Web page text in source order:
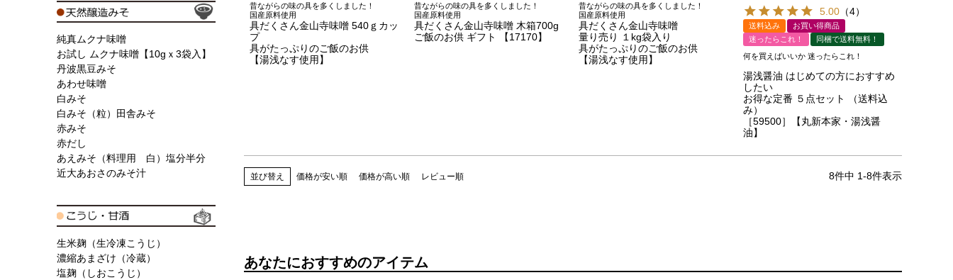
純真ムクナ味噌
お試し ムクナ味噌【10gｘ3袋入】
丹波黒豆みそ
あわせ味噌
白みそ
白みそ（粒）田舎みそ
赤みそ
赤だし
あえみそ（料理用 白）塩分半分
近大あおさのみそ汁
生米麹（生冷凍こうじ）
濃縮あまざけ（冷蔵）
塩麹（しおこうじ）
昔ながらの味の具を多くしました！
国産原料使用
具だくさん金山寺味噌 540ｇカッ
プ
具がたっぷりのご飯のお供
【湯浅なす使用】
昔ながらの味の具を多くしました！
国産原料使用
具だくさん金山寺味噌 木箱700g
ご飯のお供 ギフト 【17170】
昔ながらの味の具を多くしました！
国産原料使用
具だくさん金山寺味噌
量り売り １kg袋入り
具がたっぷりのご飯のお供
【湯浅なす使用】
5.00 （4）
送料込み
お買い得商品
迷ったらこれ！
同梱で送料無料！
何を買えばいいか 迷ったらこれ！
湯浅醤油 はじめての方におすすめ
したい
お得な定番 ５点セット （送料込
み）
［59500］【丸新本家・湯浅醤
油】
並び替え 価格が安い順 価格が高い順 レビュー順 8件中 1-8件表示
あなたにおすすめのアイテム